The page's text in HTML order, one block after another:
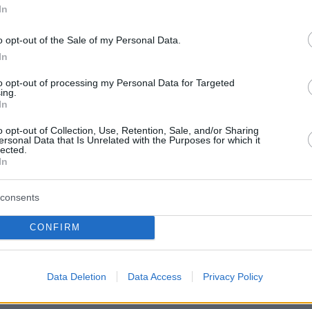
opt-out of the Sale of my Personal Data.
opt-out of processing my Personal Data for Targeted
opt-out of Collection, Use, Retention, Sale, and/or Sharing
Data that Is Unrelated with the Purposes for which it
CONFIRM
Data Deletion Data Access Privacy Policy
γκολ
3-0 (1΄ Χίνσελγουντ, 5΄ Ντανκ, 86΄
0-1 (53΄ Ραγιάν) - Δείτε
Μάντσεστερ Γ. 0-0 - Δείτε
ΕΔΩ
Βίλα 2-2 (9΄ Αντονι, 59΄ Φλέμινγκ - 42΄
Γουότκινς) - Δείτε
ΕΔΩ τα γκολ